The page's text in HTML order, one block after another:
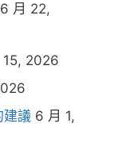
6 月 22,
15, 2026
建議 6 月 1,